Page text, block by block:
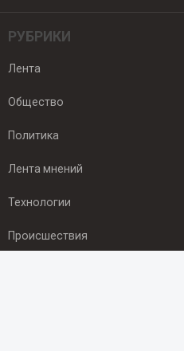
РУБРИКИ
Лента
Общество
Политика
Лента мнений
Технологии
Происшествия